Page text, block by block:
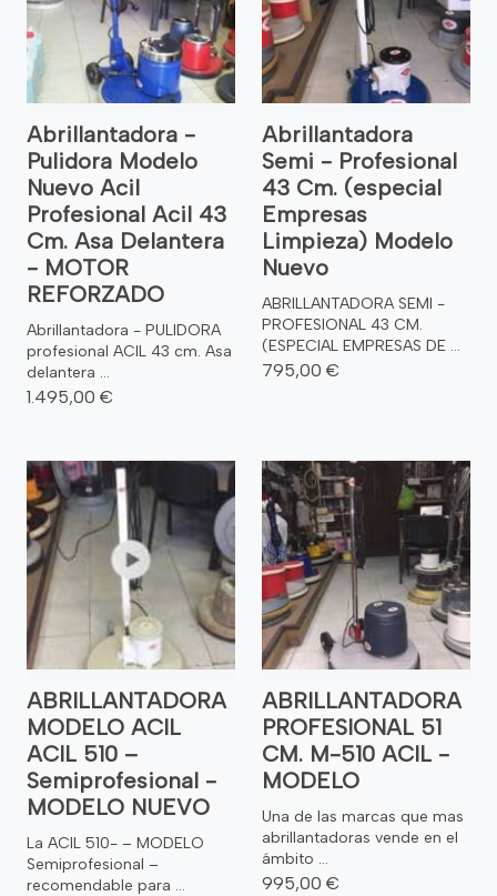
Abrillantadora -
Pulidora Modelo
Nuevo Acil
Profesional Acil 43
Cm. Asa Delantera
- MOTOR
REFORZADO
Abrillantadora - PULIDORA
profesional ACIL 43 cm. Asa
delantera ...
1.495,00 €
Abrillantadora
Semi - Profesional
43 Cm. (especial
Empresas
Limpieza) Modelo
Nuevo
ABRILLANTADORA SEMI -
PROFESIONAL 43 CM.
(ESPECIAL EMPRESAS DE ...
795,00 €
ABRILLANTADORA
MODELO ACIL
ACIL 510 –
Semiprofesional -
MODELO NUEVO
La ACIL 510- – MODELO
Semiprofesional –
recomendable para ...
ABRILLANTADORA
PROFESIONAL 51
CM. M-510 ACIL -
MODELO
Una de las marcas que mas
abrillantadoras vende en el
ámbito ...
995,00 €